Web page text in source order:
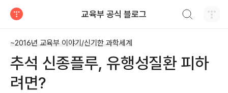
교육부 공식 블로그
~2016년 교육부 이야기/신기한 과학세계
추석 신종플루, 유행성질환 피하
려면?